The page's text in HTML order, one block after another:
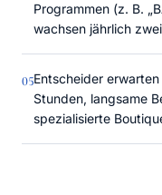
Programmen (z. B.
wachsen jährlich
05Entscheider
Stunden, langsame
spezialisierte